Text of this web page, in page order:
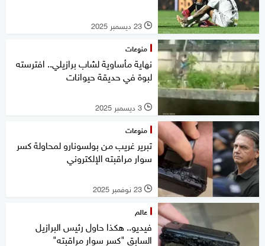
l 23 ديسمبر 2025
منوعات
نهاية مأساوية لشاب برازيلي.. افترسته
لبوة في حديقة حيوانات
l 3 ديسمبر 2025
منوعات
تبرير غريب من بولسونارو لمحاولة كسر
سوار مراقبته الإلكتروني
l 23 نوفمبر 2025
عالم
فيديو.. هكذا حاول رئيس البرازيل
السابق "كسر سوار مراقبته"